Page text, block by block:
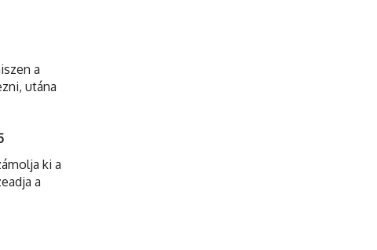
a
utána
ki a
a